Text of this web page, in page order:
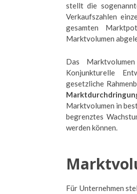
stellt die
Verkaufszahlen
gesamten
Marktvolumen
Das
Konjunkturelle
gesetzliche
Marktvolumen in
begrenztes
werden können.
Für Unternehmen